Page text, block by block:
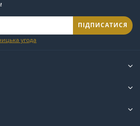
ПІДПИСАТИСЯ
угода